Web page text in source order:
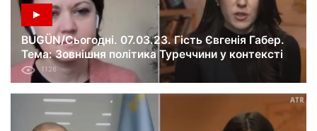
BUGÜN/Сьогодні. 07.03.23. Гість Євгенія Габер.
Тема: Зовнішня політика Туреччини у контексті
війни Росії проти України.
1126